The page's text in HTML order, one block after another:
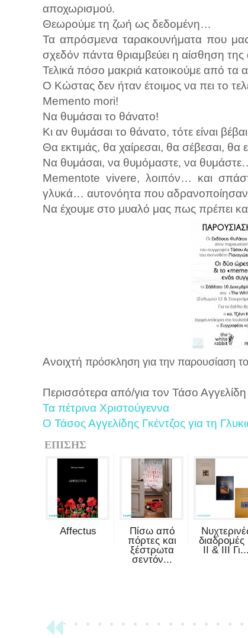
αποχωρισμού.
Θεωρούμε τη ζωή ως δεδομένη…
Τα απρόσμενα ταρακουνήματα που μας
σχεδόν πάντα θριαμβεύει η αίσθηση
Τελικά πόσο μακριά κατοικούμε από τα
Ο Κώστας δεν ήταν έτοιμος να πει το
Memento mori!
Να θυμάσαι το θάνατο!
Κι αν θυμάσαι το θάνατο, τότε είναι
Θα εκτιμάς, θα χαίρεσαι, θα σέβεσαι, θα
Να θυμάσαι, να θυμόμαστε, να
Mementote vivere, λοιπόν… και
γλυκά… αυτονόητα που αδρανοποίησαν
Να έχουμε στο μυαλό μας πως πρέπει
Ανοιχτή πρόσκληση για την παρουσίαση
Περισσότερα από/για τον Τάσο Αγγελίδη
Τα πέτρινα Χριστούγεννα
Ο Τάσος Αγγελίδης Γκέντζος για τη
ΕΠΙΣΗΣ
Affectus
Πίσω από
πόρτες και
ξέστρωτα
σεντόν...
διαδρομές
ΙΙ & ΙΙΙ Γι...